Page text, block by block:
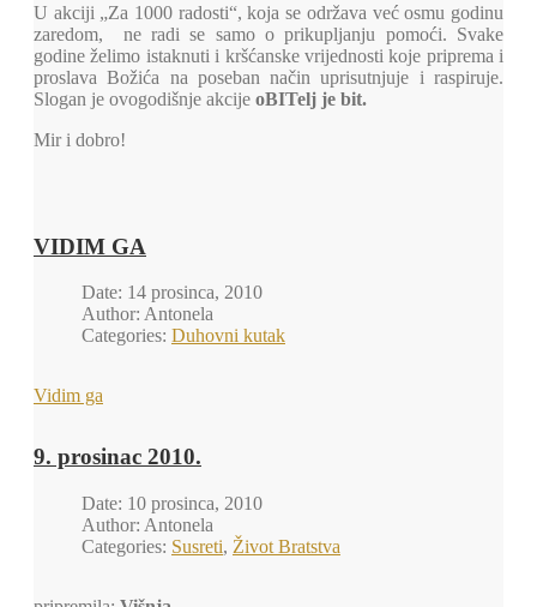
U akciji „Za 1000 radosti“, koja se održava već osmu godinu
zaredom, ne radi se samo o prikupljanju pomoći. Svake
godine želimo istaknuti i kršćanske vrijednosti koje priprema i
proslava Božića na poseban način uprisutnjuje i raspiruje.
Slogan je ovogodišnje akcije oBITelj je bit.
Mir i dobro!
VIDIM GA
Date: 14 prosinca, 2010
Author: Antonela
Categories: Duhovni kutak
Vidim ga
9. prosinac 2010.
Date: 10 prosinca, 2010
Author: Antonela
Categories: Susreti, Život Bratstva